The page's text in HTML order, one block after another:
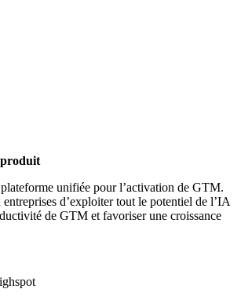
produit
unifiée pour l’activation de GTM.
d’exploiter tout le potentiel de l’IA
de GTM et favoriser une croissance